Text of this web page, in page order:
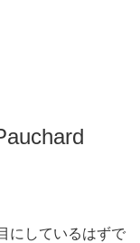
にしているはずで